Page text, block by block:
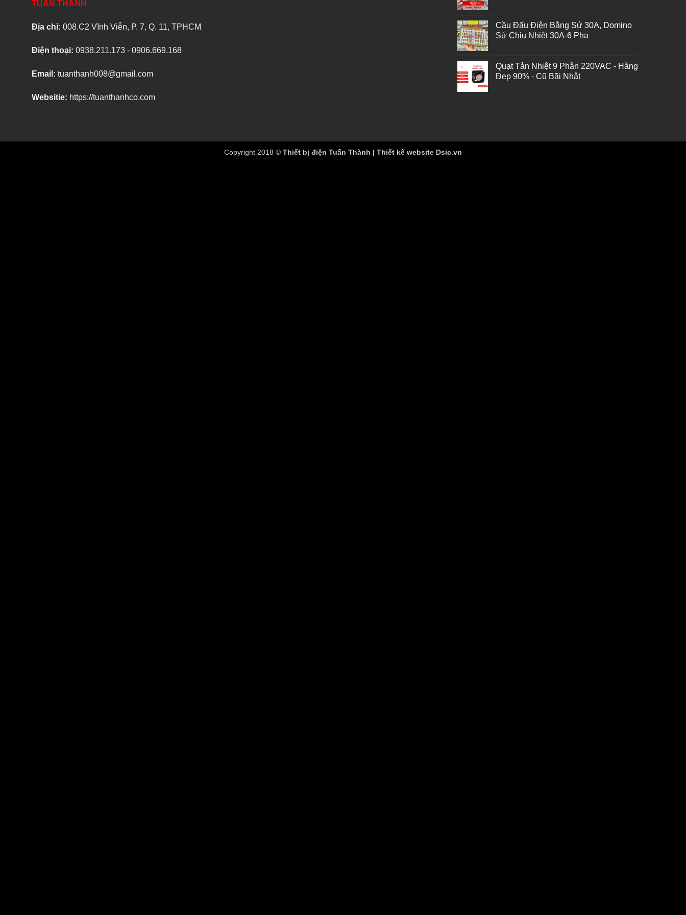
TUẤN THÀNH
Địa chỉ: 008.C2 Vĩnh Viễn, P. 7, Q. 11, TPHCM
Điện thoại: 0938.211.173 - 0906.669.168
Email: tuanthanh008@gmail.com
Websitie: https://tuanthanhco.com
Cầu Đấu Điện Bằng Sứ 30A, Domino
Sứ Chịu Nhiệt 30A-6 Pha
Quạt Tản Nhiệt 9 Phân 220VAC - Hàng
Đẹp 90% - Cũ Bãi Nhật
Copyright 2018 © Thiết bị điện Tuấn Thành | Thiết kế website Dsic.vn